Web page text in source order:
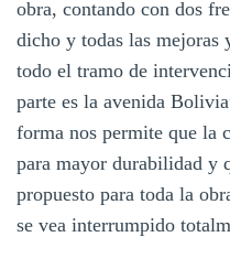
obra, contando con dos
dicho y todas las mejoras
todo el tramo de
parte es la avenida
forma nos permite que la
para mayor durabilidad y
propuesto para toda la
se vea interrumpido